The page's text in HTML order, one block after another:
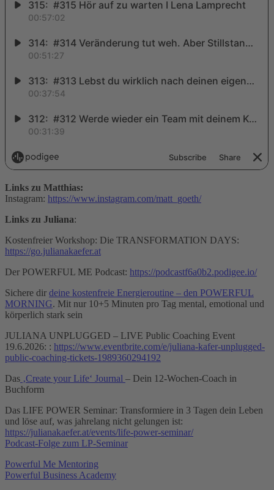
Links zu Matthias:
Instagram: https://www.instagram.com/matt_goeth/
Links zu Juliana:
Kostenfreier Workshop: Die TRANSFORMATION DAYS:
https://go.julianakaefer.at
Der POWERFUL ME Podcast: https://podcastf6a0b2.podigee.io/
Sichere dir deine kostenfreie Energieroutine – den POWERFUL
MORNING. Mit nur 10+5 Minuten pro Tag mental, emotional und
körperlich stark sein
JULIANA UNPLUGGED – LIVE Public Coaching Event
19.6.2026: : https://www.eventbrite.com/e/juliana-kafer-unplugged-
public-coaching-tickets-1989360294192
Das ‚Create your Life‘ Journal – Dein 12-Wochen-Coach in
Buchform
Das LIFE POWER Seminar: Transformiere in 3 Tagen dein Leben
und löse auf, was jahrelang nicht gelungen ist:
https://julianakaefer.at/events/life-power-seminar/
Podcast-Folge zum LP-Seminar
Powerful Me Mentoring
Powerful Business Academy